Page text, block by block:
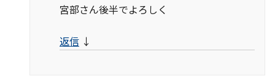
宮部さん後半でよろしく
返信 ↓